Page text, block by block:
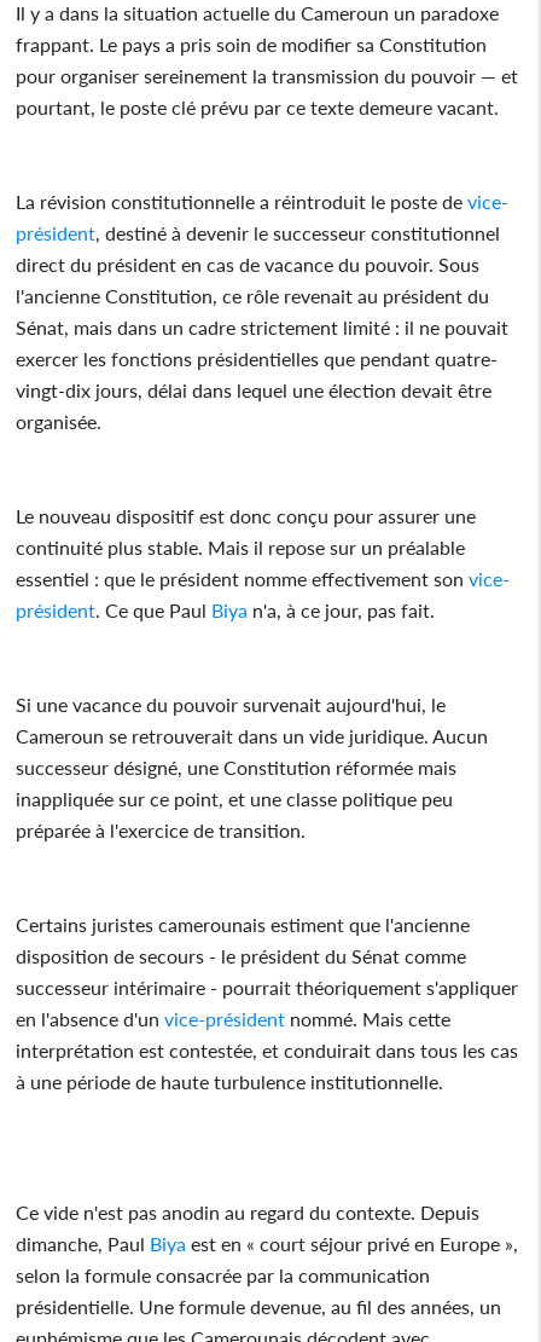
Il y a dans la situation actuelle du Cameroun un paradoxe
frappant. Le pays a pris soin de modifier sa Constitution
pour organiser sereinement la transmission du pouvoir — et
pourtant, le poste clé prévu par ce texte demeure vacant.
La révision constitutionnelle a réintroduit le poste de vice-
président, destiné à devenir le successeur constitutionnel
direct du président en cas de vacance du pouvoir. Sous
l'ancienne Constitution, ce rôle revenait au président du
Sénat, mais dans un cadre strictement limité : il ne pouvait
exercer les fonctions présidentielles que pendant quatre-
vingt-dix jours, délai dans lequel une élection devait être
organisée.
Le nouveau dispositif est donc conçu pour assurer une
continuité plus stable. Mais il repose sur un préalable
essentiel : que le président nomme effectivement son vice-
président. Ce que Paul Biya n'a, à ce jour, pas fait.
Si une vacance du pouvoir survenait aujourd'hui, le
Cameroun se retrouverait dans un vide juridique. Aucun
successeur désigné, une Constitution réformée mais
inappliquée sur ce point, et une classe politique peu
préparée à l'exercice de transition.
Certains juristes camerounais estiment que l'ancienne
disposition de secours - le président du Sénat comme
successeur intérimaire - pourrait théoriquement s'appliquer
en l'absence d'un vice-président nommé. Mais cette
interprétation est contestée, et conduirait dans tous les cas
à une période de haute turbulence institutionnelle.
Ce vide n'est pas anodin au regard du contexte. Depuis
dimanche, Paul Biya est en « court séjour privé en Europe »,
selon la formule consacrée par la communication
présidentielle. Une formule devenue, au fil des années, un